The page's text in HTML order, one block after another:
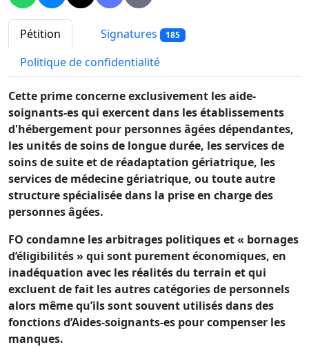
Pétition Signatures 185
Politique de confidentialité
Cette prime concerne exclusivement les aide-
soignants-es qui exercent dans les établissements
d'hébergement pour personnes âgées dépendantes,
les unités de soins de longue durée, les services de
soins de suite et de réadaptation gériatrique, les
services de médecine gériatrique, ou toute autre
structure spécialisée dans la prise en charge des
personnes âgées.
FO condamne les arbitrages politiques et « bornages
d’éligibilités » qui sont purement économiques, en
inadéquation avec les réalités du terrain et qui
excluent de fait les autres catégories de personnels
alors même qu’ils sont souvent utilisés dans des
fonctions d’Aides-soignants-es pour compenser les
manques.